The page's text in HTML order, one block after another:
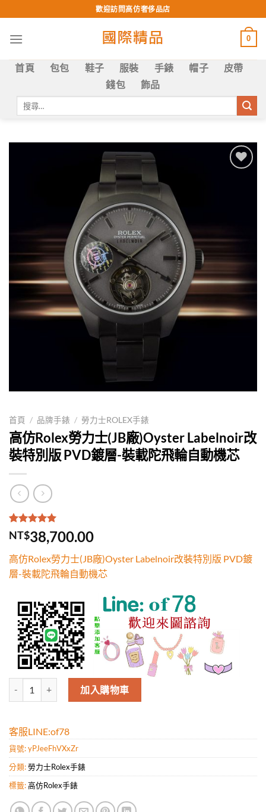
to
content
歡迎訪問高仿奢侈品店
0
首頁 包包 鞋子 服裝 手錶 帽子
皮帶
錢包
飾品
首頁 / 品牌手錶 / 勞力士ROLEX手錶
高仿Rolex勞力士(JB廠)Oyster Labelnoir改
裝特別版 PVD鍍層-裝載陀飛輪自動機芯
評分5.00 /
5，已有
1
位
分
NT$38,700.00
高仿Rolex勞力士(JB廠)Oyster Labelnoir改裝特別版 PVD鍍
層-裝載陀飛輪自動機芯
高仿Rolex勞力士(JB廠)Oyster Labelnoir改裝特別版 PVD鍍層-裝載陀
加入購物車
客服LINE:of78
貨號:yPJeeFhVXxZr
分類:勞力士Rolex手錶
標籤:高仿Rolex手錶